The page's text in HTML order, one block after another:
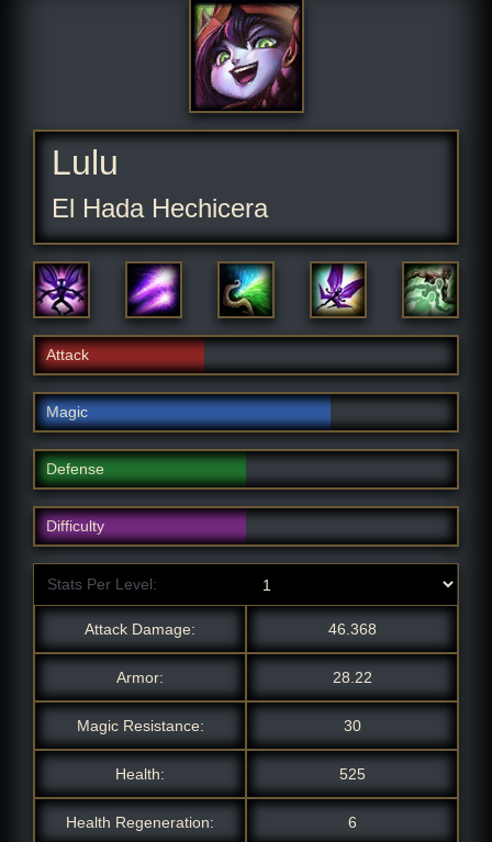
Lulu
El Hada Hechicera
Attack
Magic
Defense
Difficulty
Stats Per Level:
Attack Damage: 46.368
Armor: 28.22
Magic Resistance: 30
Health: 525
Health Regeneration: 6